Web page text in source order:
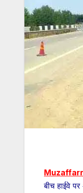
बीच हाईवे